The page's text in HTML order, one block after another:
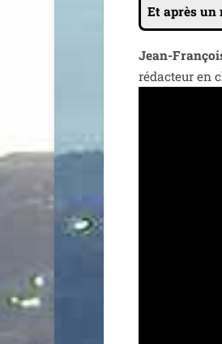
Et après un
Jean-
rédac­teur en